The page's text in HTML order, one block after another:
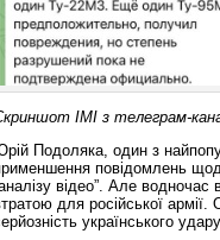
ІМІ з телеграм-
Подоляка, один з
повідомлень
відео”. Але
для російської
українського